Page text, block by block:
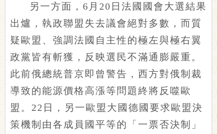
另一方面，6月20日法國國會大選結果
出爐，執政聯盟失去議會絕對多數，而質
疑歐盟、強調法國自主性的極左與極右翼
政黨皆有斬獲，反映選民不滿通膨嚴重。
此前俄總統普京即曾警告，西方對俄制裁
導致的能源價格高漲等問題終將反噬歐
盟。22日，另一歐盟大國德國要求歐盟決
策機制由各成員國平等的「一票否決制」